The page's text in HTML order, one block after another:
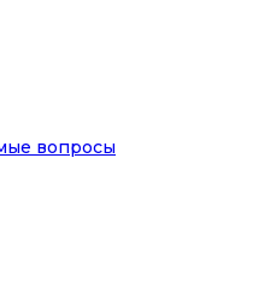
вопросы